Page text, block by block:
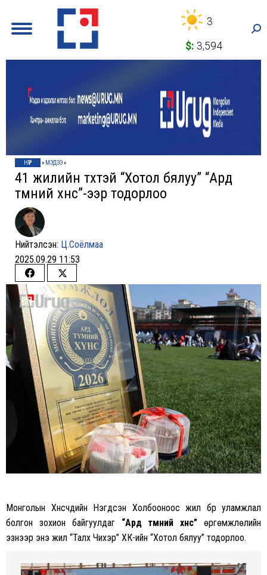
3
$: 3,594
НҮҮР » МЭДЭЭ»
41 жилийн түүхтэй “Хотол бялуу” “Ард
түмний хүнс”-ээр тодорлоо
Нийтэлсэн: Ц.Соёлмаа
2025.09.29 11:53
Share
on
Facebook
Share
on
Twitter
Монголын Хүнсчдийн Нэгдсэн Холбооноос жил бүр уламжлал
болгон зохион байгуулдаг “Ард түмний хүнс” өргөмжлөлийн
эзнээр энэ жил “Талх Чихэр” ХК-ийн “Хотол бялуу” тодорлоо.